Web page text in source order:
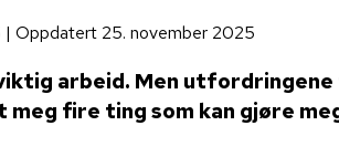
Oppdatert 25. november 2025
arbeid. Men utfordringene
fire ting som kan gjøre